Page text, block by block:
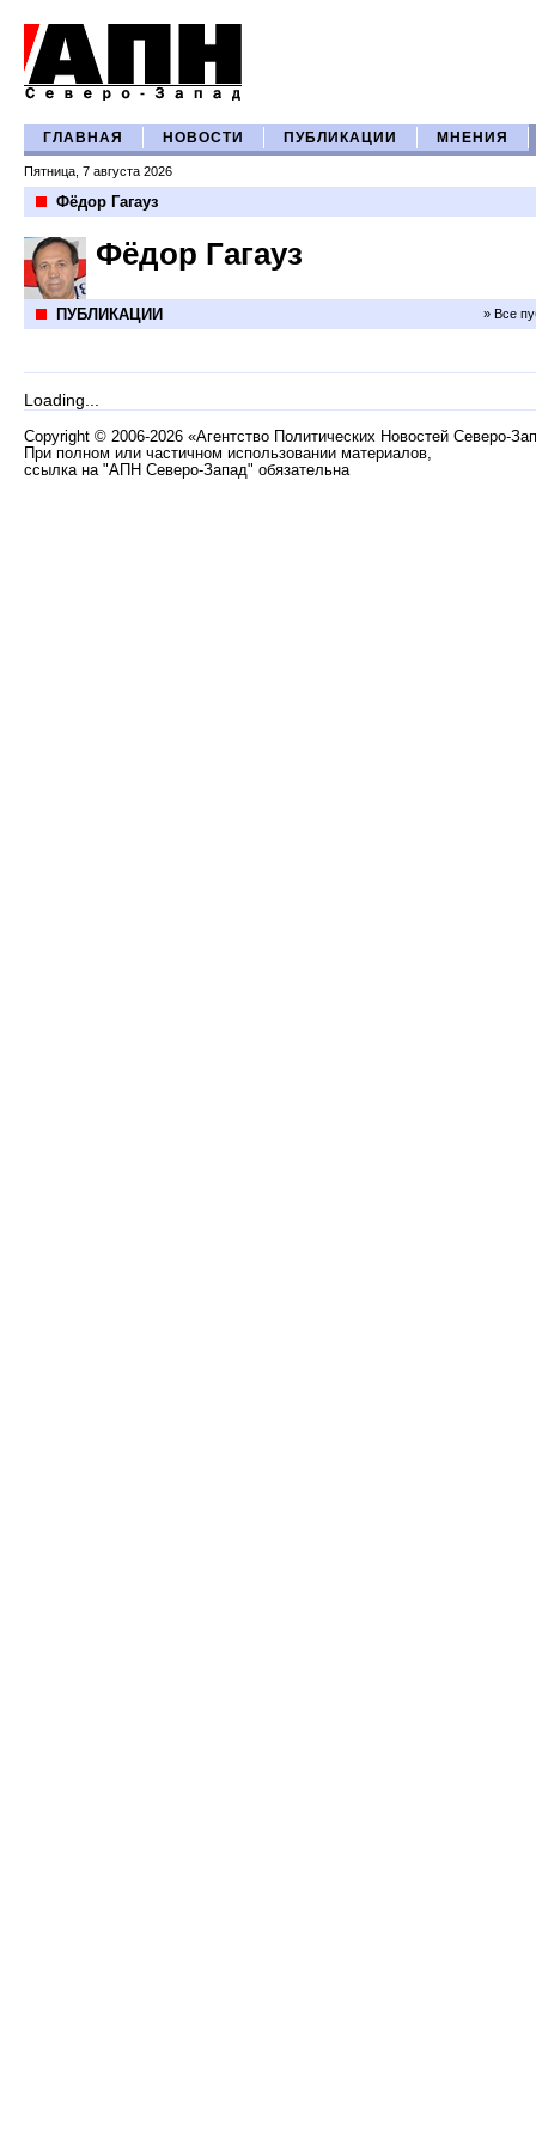
ГЛАВНАЯ НОВОСТИ ПУБЛИКАЦИИ МНЕНИЯ
Пятница, 7 августа 2026
Фёдор Гагауз
Фёдор Гагауз
ПУБЛИКАЦИИ » Все
Loading...
Copyright © 2006-2026 «Агентство Политических Новостей Северо-
При полном или частичном использовании материалов,
ссылка на "АПН Северо-Запад" обязательна